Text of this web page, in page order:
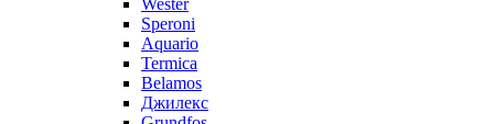
Wester
Speroni
Aquario
Termica
Belamos
Джилекс